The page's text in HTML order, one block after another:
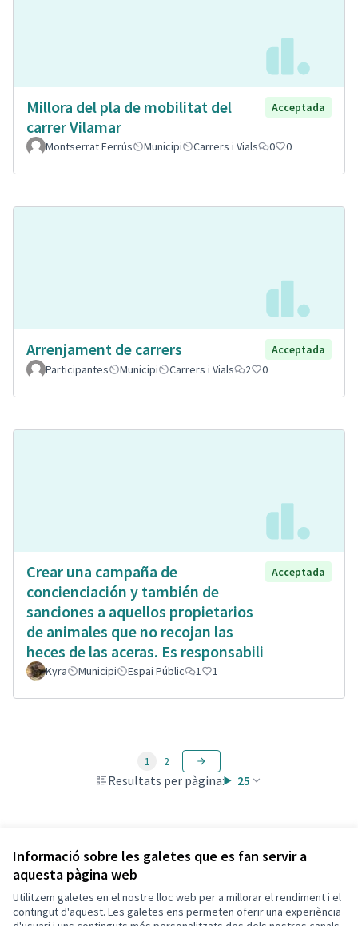
Informació sobre les galetes que es fan servir a
aquesta pàgina web
Utilitzem galetes en el nostre lloc web per a millorar el rendiment i el
contingut d'aquest. Les galetes ens permeten oferir una experiència
Millora del pla de mobilitat del
carrer Vilamar
Acceptada
Montserrat Ferrús Municipi Carrers i Vials 0 0
Arrenjament de carrers
Acceptada
Participantes
Municipi Carrers i Vials 2 0
Crear una campaña de
concienciación y también de
sanciones a aquellos propietarios
de animales que no recojan las
heces de las aceras. Es responsabili
Acceptada
Kyra Municipi Espai Públic 1 1
Resultats per pàgina: 25
1 2
Veure totes les propostes retirades
Termes i condicions d'ús
Configuració de les galetes